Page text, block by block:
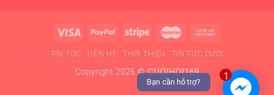
TIN TỨC LIÊN HỆ THỚI THIỆU TIN TỨC CƯỚI
Copyright 2026 ©CUOIHOI169 1
Bạn cần hỗ trợ?